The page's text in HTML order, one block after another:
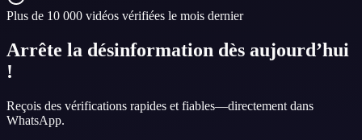
Plus de 10 000 vidéos vérifiées le mois dernier
Arrête la désinformation dès aujourd’hui
!
Reçois des vérifications rapides et fiables—directement dans
WhatsApp.